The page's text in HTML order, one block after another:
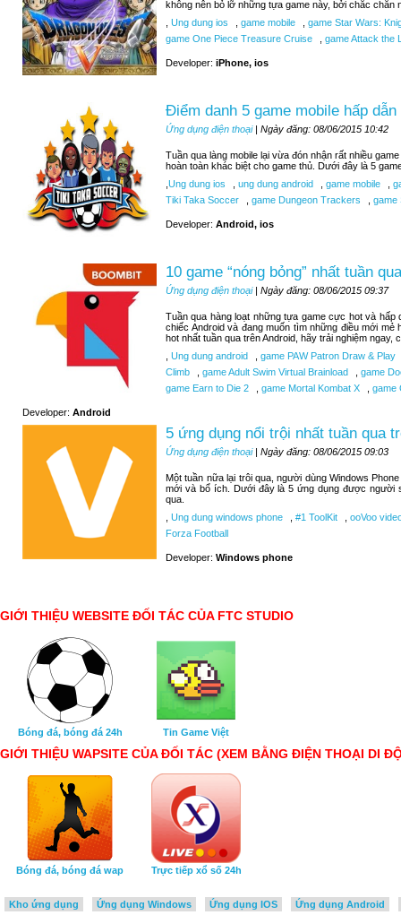
không nên bỏ lỡ những tựa game này, bởi chắc chắn
Ung dung ios game mobile
game Star Wars:
game One Piece Treasure Cruise
game Attack the
Developer: iPhone, ios
Điểm danh 5 game mobile hấp
Ứng dụng điện thoại| Ngày đăng: 08/06/2015 10:42
Tuần qua làng mobile lại vừa đón nhận rất nhiều
hoàn toàn khác biệt cho game thủ. Dưới đây là 5
Ung dung ios ung dung android game mobile
Tiki Taka Soccer
game Dungeon Trackers game
Developer: Android, ios
10 game “nóng bỏng” nhất tuần
Ứng dụng điện thoại| Ngày đăng: 08/06/2015 09:37
Tuần qua hàng loạt những tựa game cực hot và hấp
chiếc Android và đang muốn tìm những điều mới
hot nhất tuần qua trên Android, hãy trải nghiệm ngay,
Ung dung android
game PAW Patron Draw & Play
Climb
game Adult Swim Virtual Brainload
game
game Earn to Die 2
game Mortal Kombat X game
Developer: Android
5 ứng dụng nổi trội nhất tuần qua
Ứng dụng điện thoại| Ngày đăng: 08/06/2015 09:03
Một tuần nữa lại trôi qua, người dùng Windows
mới và bổ ích. Dưới đây là 5 ứng dụng được người
qua.
Ung dung windows phone #1 ToolKit
ooVoo
Forza Football
Developer: Windows phone
GIỚI THIỆU WEBSITE ĐỐI TÁC CỦA FTC STUDIO
Bóng đá, bóng đá 24h Tin Game Việt
GIỚI THIỆU WAPSITE CỦA ĐỐI TÁC (XEM BẰNG ĐIỆN THOẠI DI
Bóng đá, bóng đá wap Trực tiếp xổ số 24h
Kho ứng dụng Ứng dụng Windows Ứng dụng IOS
Ứng dụng Android